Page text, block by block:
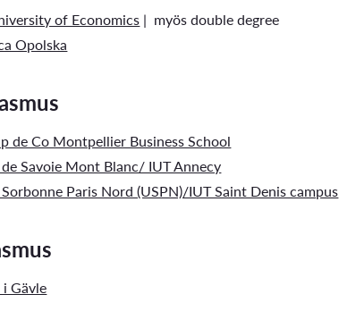
of Economics | myös double degree
Opolska
de Co Montpellier Business School
Savoie Mont Blanc/ IUT Annecy
Paris Nord (USPN)/IUT Saint Denis campus
Gävle